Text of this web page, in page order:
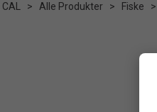
CAL > Alle Produkter > Fiske >